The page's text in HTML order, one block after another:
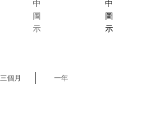
三個月 一年